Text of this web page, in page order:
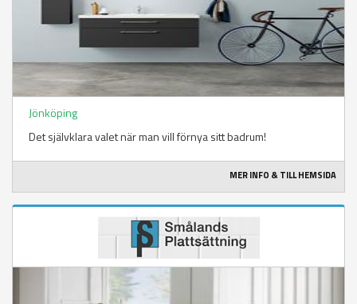
Jönköping
Det självklara valet när man vill förnya sitt badrum!
MER INFO & TILL HEMSIDA